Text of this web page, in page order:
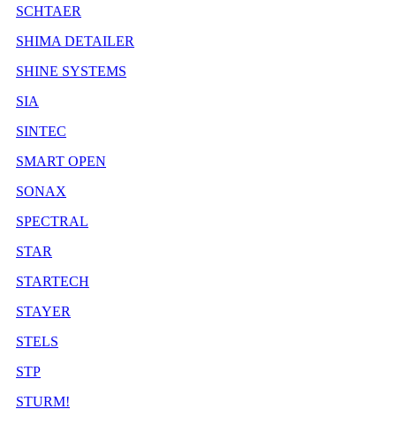
SCHTAER
SHIMA DETAILER
SHINE SYSTEMS
SIA
SINTEC
SMART OPEN
SONAX
SPECTRAL
STAR
STARTECH
STAYER
STELS
STP
STURM!